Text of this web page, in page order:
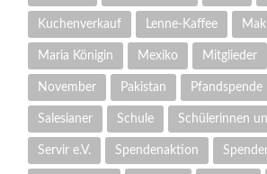
Kuchenverkauf Lenne-Kaffee
Maria Königin Mexiko Mitglieder
November Pakistan Pfandspende
Salesianer Schule Schülerinnen
Servir e.V. Spendenaktion